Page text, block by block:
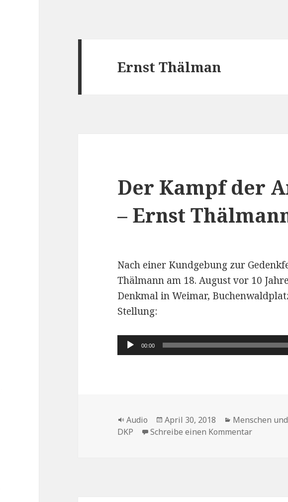
Ernst Thälman
Der Kampf der
– Ernst
Nach einer Kundgebung zur
Thälmann am 18. August vor 10
Denkmal in Weimar,
Stellung:
Audio-
Player
00:00
Format
Audio
Veröffentlicht
am
April 30, 2018 Kategorien
Menschen
DKP
Schreibe einen Kommentarzu Der